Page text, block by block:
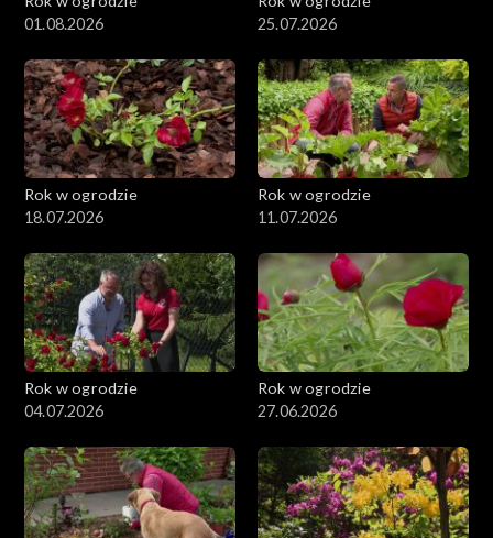
01.08.2026
25.07.2026
Rok w ogrodzie
18.07.2026
Rok w ogrodzie
11.07.2026
Rok w ogrodzie
04.07.2026
Rok w ogrodzie
27.06.2026